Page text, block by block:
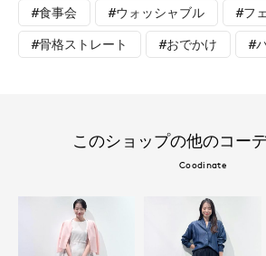
#食事会 #ウォッシャブル #フ
#骨格ストレート #おでかけ #
このショップの他のコー
Coodinate